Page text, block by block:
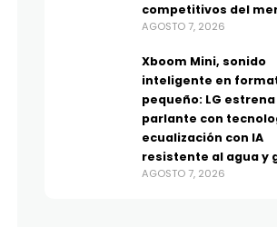
Xboom Mini, sonido
inteligente en formato
pequeño: LG estrena
parlante con tecnología de
competitivos del
AGOSTO 7, 2026
Xboom Mini, sonido
inteligente en
pequeño: LG estrena
parlante con
ecualización con IA
resistente al agua y
AGOSTO 7, 2026